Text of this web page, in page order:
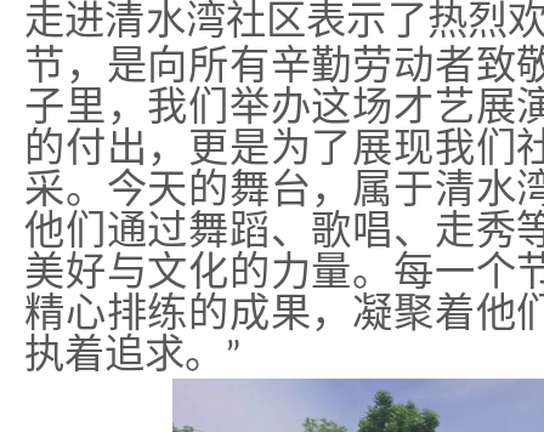
走进清水湾社区表示了热烈
节，是向所有辛勤劳动者致
子里，我们举办这场才艺展
的付出，更是为了展现我们
采。今天的舞台，属于清水
他们通过舞蹈、歌唱、走秀
美好与文化的力量。每一个
精心排练的成果，凝聚着他
执着追求。
”